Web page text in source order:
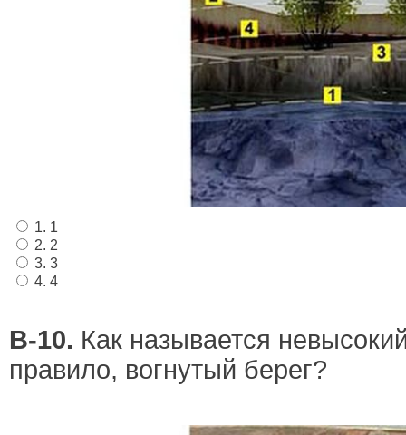
1. 1
2. 2
3. 3
4. 4
В-10. Как называется
правило, вогнутый берег?